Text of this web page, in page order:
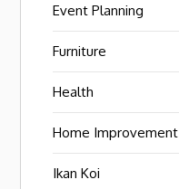
Event Planning
Furniture
Health
Home Improvement
Ikan Koi